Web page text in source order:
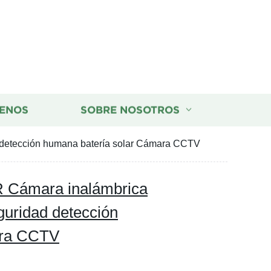
SOBRE NOSOTROS
humana batería solar Cámara CCTV
Cámara inalámbrica
detección
CCTV